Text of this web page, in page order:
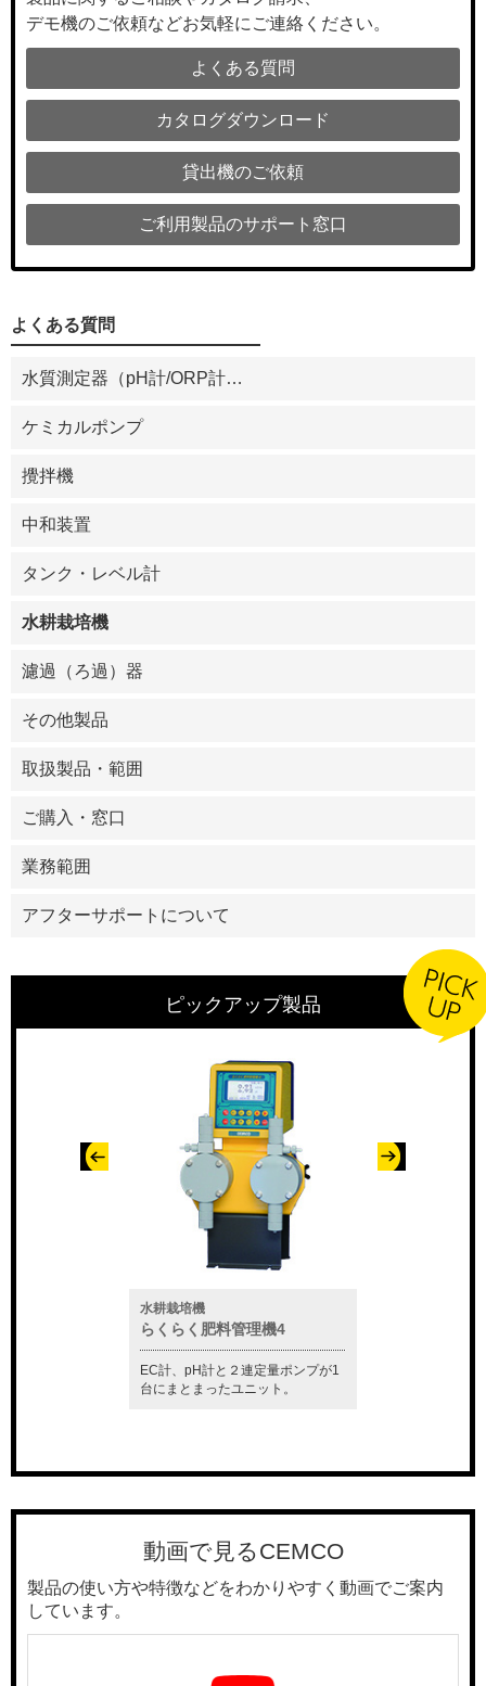
デモ機のご依頼などお気軽にご連絡ください。
よくある質問
カタログダウンロード
貸出機のご依頼
ご利用製品のサポート窓口
よくある質問
水質測定器（pH計/ORP計…
ケミカルポンプ
攪拌機
中和装置
タンク・レベル計
水耕栽培機
濾過（ろ過）器
その他製品
取扱製品・範囲
ご購入・窓口
業務範囲
アフターサポートについて
ピックアップ製品
水耕栽培機
らくらく肥料管理機4
EC計、pH計と２連定量ポンプが1
台にまとまったユニット。
動画で見るCEMCO
製品の使い方や特徴などをわかりやすく動画でご案内
しています。